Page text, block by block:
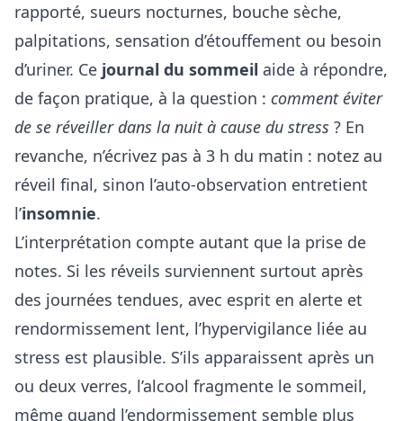
rapporté, sueurs nocturnes, bouche sèche,
palpitations, sensation d’étouffement ou besoin
d’uriner. Ce journal du sommeil aide à répondre,
de façon pratique, à la question : comment éviter
de se réveiller dans la nuit à cause du stress ? En
revanche, n’écrivez pas à 3 h du matin : notez au
réveil final, sinon l’auto-observation entretient
l’insomnie.
L’interprétation compte autant que la prise de
notes. Si les réveils surviennent surtout après
des journées tendues, avec esprit en alerte et
rendormissement lent, l’hypervigilance liée au
stress est plausible. S’ils apparaissent après un
ou deux verres, l’alcool fragmente le sommeil,
même quand l’endormissement semble plus